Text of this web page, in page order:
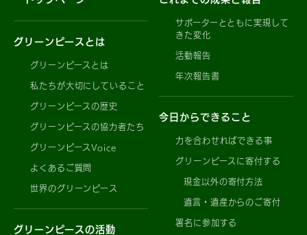
グリーンピースとは
グリーンピースとは
私たちが大切にしていること
グリーンピースの歴史
グリーンピースの協力者たち
グリーンピースVoice
よくあるご質問
世界のグリーンピース
グリーンピースの活動
サポーターとともに実現して
きた変化
活動報告
年次報告書
今日からできること
力を合わせればできる事
グリーンピースに寄付する
現金以外の寄付方法
遺言・遺産からのご寄付
署名に参加する